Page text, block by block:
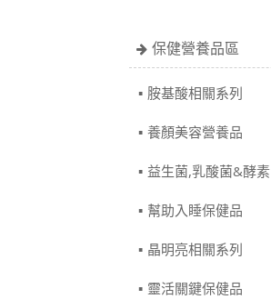
保健營養品區
胺基酸相關系列
養顏美容營養品
益生菌,乳酸菌&酵素
幫助入睡保健品
晶明亮相關系列
靈活關鍵保健品